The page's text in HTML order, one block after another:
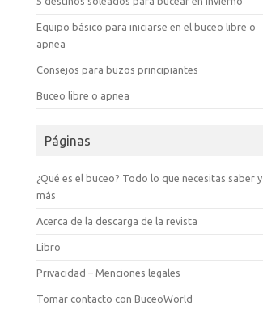
Equipo básico para iniciarse en el buceo libre o
apnea
Consejos para buzos principiantes
Buceo libre o apnea
Páginas
¿Qué es el buceo? Todo lo que necesitas saber y
más
Acerca de la descarga de la revista
Libro
Privacidad – Menciones legales
Tomar contacto con BuceoWorld